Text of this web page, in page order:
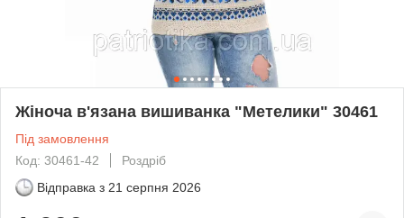
Жіноча в'язана вишиванка "Метелики" 30461
Під замовлення
Код: 30461-42
Роздріб
Відправка з 21 серпня 2026